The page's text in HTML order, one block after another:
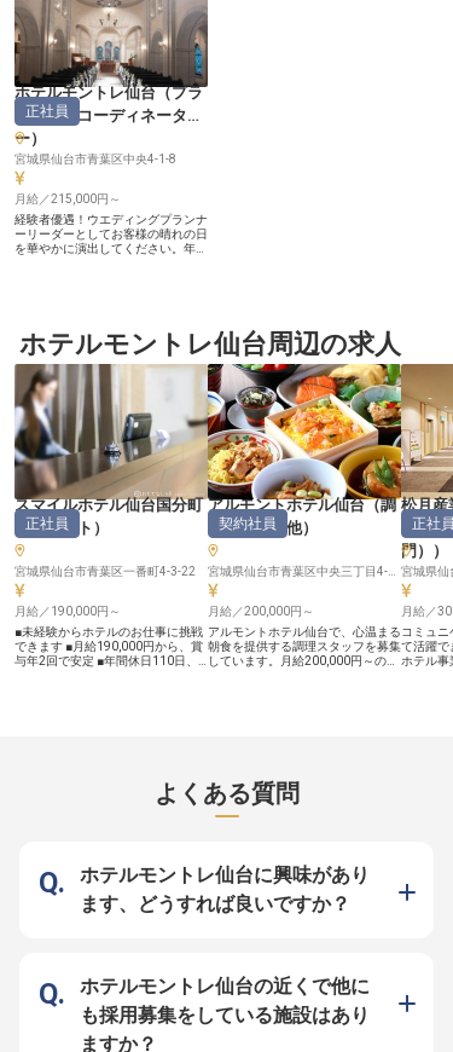
ホテルモントレ仙台（プラ
ンナー・コーディネータ
ー）
正社員
宮城県仙台市青葉区中央4-1-8
月給／215,000円～
経験者優遇！ウエディングプランナ
ーリーダーとしてお客様の晴れの日
を華やかに演出してください。年間
られる福利厚生をご用意していま
す。業績に応じ四半期毎に報奨金が
別途支給されるため、モチベーショ
ンを維持しながらお仕事に取り組め
ます！※この求人は2022年11月4日
時点の情報です
ホテルモントレ仙台周辺の求人
スマイルホテル仙台国分町
（フロント ）
正社員
宮城県仙台市青葉区一番町4-3-22
月給／190,000円～
■未経験からホテルのお仕事に挑戦
できます ■月給190,000円から、賞
与年2回で安定 ■年間休日110日、
様が快適に過ごせるよう心を込めた
おもてなしをお願いします。 お客
う、先輩スタッフが丁寧にサポート
いたします。 お客様の笑顔のため
に、あなたの温かい心と笑顔を活か
してください。 ーー【安心して長
にスキルアップできる環境をご用意
しています。 月給190,000円からの
スタートで、年2回の賞与（昨年度
実績3.8カ月）と年1回の昇給があ
り、頑張りがしっかりと評価されま
アルモントホテル仙台（調
理部門その他）
契約社員
月給／200,000円～
アルモントホテル仙台で、心温まる
朝食を提供する調理スタッフを募集
しています。月給200,000円～の契
境です。 ※2025年04月17日時点の
情報です
松月産
ジャ
門）
）
正社員
宮城県仙
月給／
コミュニ
て活躍で
ホテル事
よくある質問
ホテルモントレ仙台に興味があり
ます、どうすれば良いですか？
ホテルモントレ仙台の近くで他に
も採用募集をしている施設はあり
ますか？